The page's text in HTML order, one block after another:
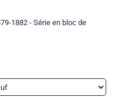
1882 - Série en bloc de